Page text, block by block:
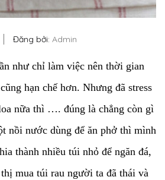
Đăng bởi: Admin
như chỉ làm việc nên thời gian
hạn chế hơn. Nhưng đã stress
nữa thì …. đúng là chẳng còn gì
nồi nước dùng để ăn phở thì mình
thành nhiều túi nhỏ để ngăn đá,
mua túi rau người ta đã thái và